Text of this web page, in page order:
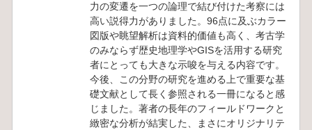
力の変遷を一つの論理で結び付けた考察には
高い説得力がありました。96点に及ぶカラー
図版や眺望解析は資料的価値も高く、考古学
のみならず歴史地理学やGISを活用する研究
者にとっても大きな示唆を与える内容です。
今後、この分野の研究を進める上で重要な基
礎文献として長く参照される一冊になると感
じました。著者の長年のフィールドワークと
緻密な分析が結実した、まさにオリジナリテ